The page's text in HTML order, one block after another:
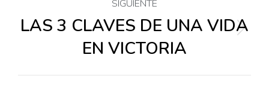
SIGUIENTE
Publicación
siguiente:
LAS 3 CLAVES DE UNA VIDA
EN VICTORIA